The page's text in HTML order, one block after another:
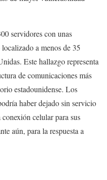
servidores con unas
a menos de 35
Este hallazgo representa
de comunicaciones más
estadounidense. Los
haber dejado sin servicio
celular para sus
aún, para la respuesta a